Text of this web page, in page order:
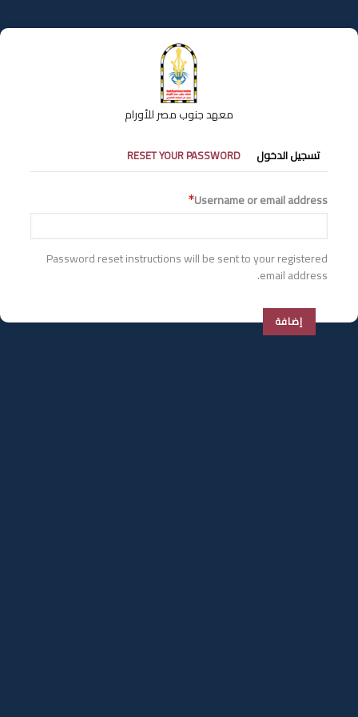
إلى
المحتوى
معهد جنوب مصر للأورام
التبويبات
الأساسية
تسجيل الدخول RESET YOUR PASSWORD
Username or email address
Password reset instructions will be sent to your registered
email address.